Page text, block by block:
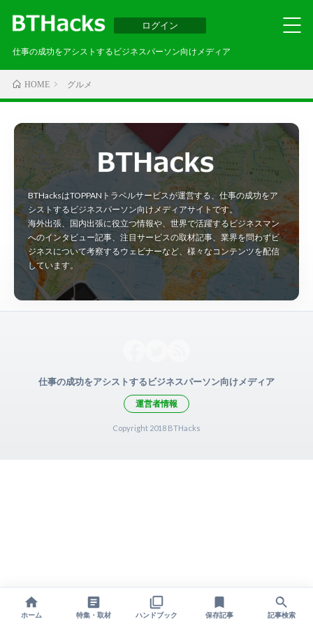
ログイン
仕事の成功をアシストするビジネスパーソン向けメディア
HOME グルメ
BTHacksはTOPPANトラベルサービスが運営する、仕事の成功をア
シストするビジネスパーソン向けメディアサイトです。
海外出張、国内出張に役立つ情報や、世界で活躍するビジネスマン
へのインタビュー記事、注目サービスの取材記事、業界を問わずビ
ジネスについて考察するウェビナーなど、様々なコンテンツを配信
しています。
仕事の成功をアシストするビジネスパーソン向けメディア
運営者情報
Copyright 2018 BTHacks
ホーム 特集・取材 ハンドブック 保存記事 記事検索